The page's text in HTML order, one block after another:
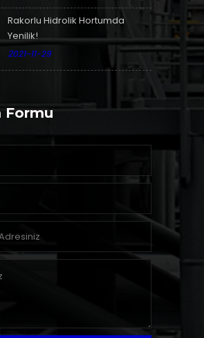
Rakorlu Hidrolik Hortumda
Yenilik!
2021-11-29
Formu